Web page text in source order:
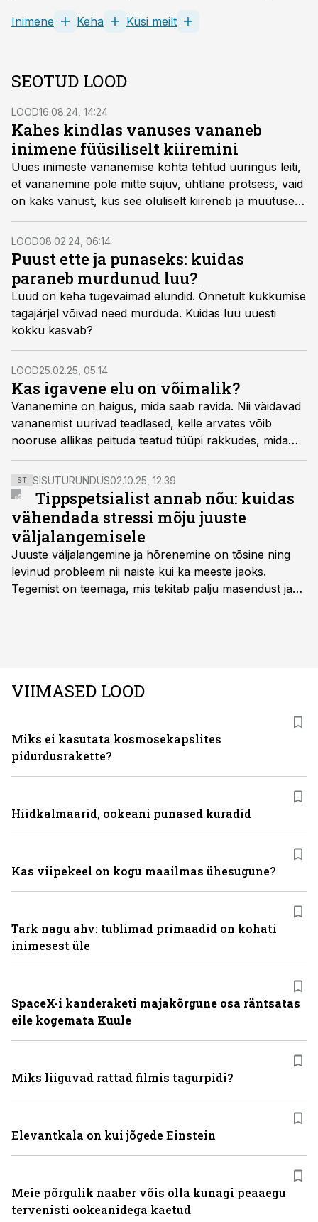
Inimene Keha Küsi meilt
SEOTUD LOOD
LOOD16.08.24, 14:24
Kahes kindlas vanuses vananeb
inimene füüsiliselt kiiremini
Uues inimeste vananemise kohta tehtud uuringus leiti,
et vananemine pole mitte sujuv, ühtlane protsess, vaid
on kaks vanust, kus see oluliselt kiireneb ja muutused
on palju selgemini märgatavad.
LOOD08.02.24, 06:14
Puust ette ja punaseks: kuidas
paraneb murdunud luu?
Luud on keha tugevaimad elundid. Õnnetult kukkumise
tagajärjel võivad need murduda. Kuidas luu uuesti
kokku kasvab?
LOOD25.02.25, 05:14
Kas igavene elu on võimalik?
Vananemine on haigus, mida saab ravida. Nii väidavad
vananemist uurivad teadlased, kelle arvates võib
nooruse allikas peituda teatud tüüpi rakkudes, mida
tavaliselt leidub üksnes imikutel.
ST SISUTURUNDUS02.10.25, 12:39
Tippspetsialist annab nõu: kuidas
vähendada stressi mõju juuste
väljalangemisele
Juuste väljalangemine ja hõrenemine on tõsine ning
levinud probleem nii naiste kui ka meeste jaoks.
Tegemist on teemaga, mis tekitab palju masendust ja
VIIMASED LOOD
Miks ei kasutata kosmosekapslites
pidurdusrakette?
Hiidkalmaarid, ookeani punased kuradid
Kas viipekeel on kogu maailmas ühesugune?
Tark nagu ahv: tublimad primaadid on kohati
inimesest üle
SpaceX-i kanderaketi majakõrgune osa räntsatas
eile kogemata Kuule
Miks liiguvad rattad filmis tagurpidi?
Elevantkala on kui jõgede Einstein
Meie põrgulik naaber võis olla kunagi peaaegu
tervenisti ookeanidega kaetud